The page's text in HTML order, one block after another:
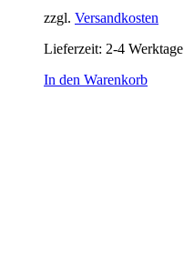
zzgl. Versandkosten
Lieferzeit: 2-4 Werktage
In den Warenkorb